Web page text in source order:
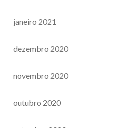
janeiro 2021
dezembro 2020
novembro 2020
outubro 2020